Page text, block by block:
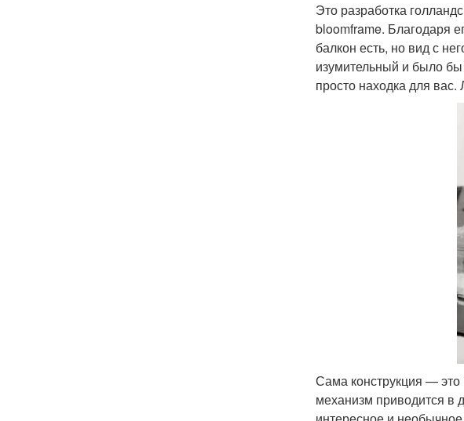
Это разработка
bloomframe. Благодаря
балкон есть, но вид с
изумительный и было
просто находка для
Сама конструкция —
механизм приводится в